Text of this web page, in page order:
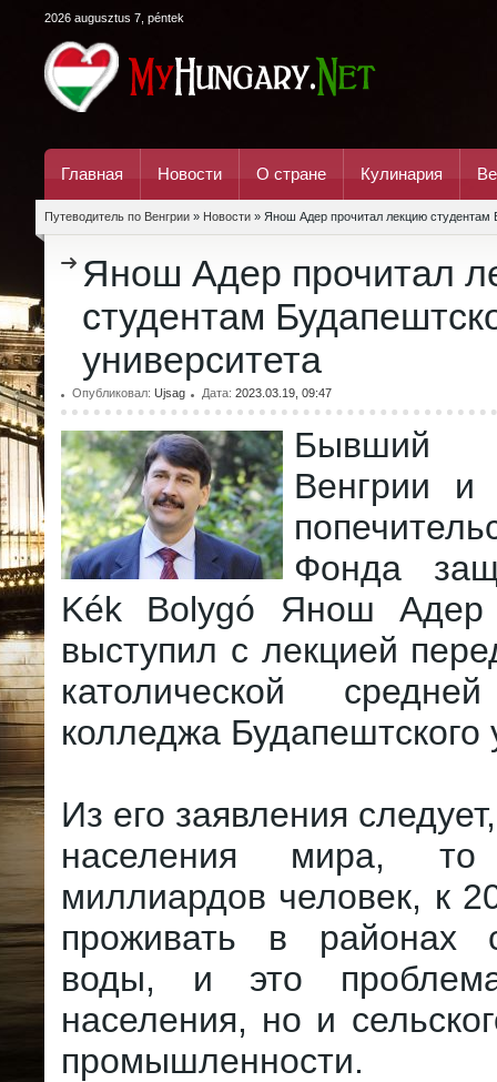
2026 augusztus 7, péntek
Главная Новости О стране Кулинария
Путеводитель по Венгрии » Новости » Янош Адер прочитал лекцию студентам
Янош Адер прочитал
студентам
университета
Опубликовал: Ujsag Дата: 2023.03.19, 09:47
Бывший
Венгрии и
Фонда
Kék Bolygó Янош Адер
выступил с лекцией
католической
колледжа Будапештского
Из его заявления
населения мира,
миллиардов человек, к
проживать в районах
воды, и это
населения, но и
промышленности.